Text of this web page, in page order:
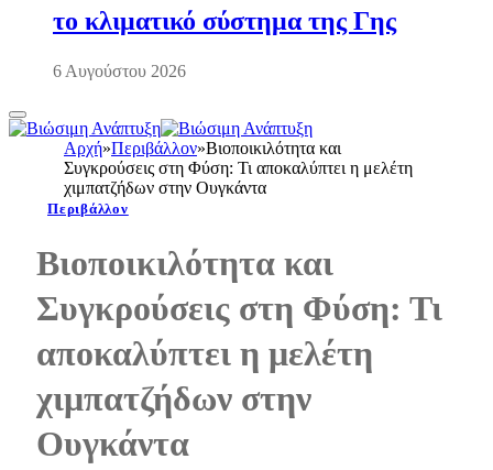
το κλιματικό σύστημα της Γης
6 Αυγούστου 2026
Αρχή»Περιβάλλον»Βιοποικιλότητα και
Συγκρούσεις στη Φύση: Τι αποκαλύπτει η μελέτη
χιμπατζήδων στην Ουγκάντα
Περιβάλλον
Βιοποικιλότητα και
Συγκρούσεις στη Φύση: Τι
αποκαλύπτει η μελέτη
χιμπατζήδων στην
Ουγκάντα